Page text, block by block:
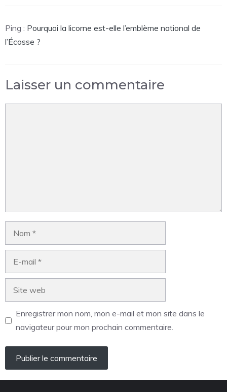
Ping : Pourquoi la licorne est-elle l’emblème national de
l’Écosse ?
Laisser un commentaire
Enregistrer mon nom, mon e-mail et mon site dans le
navigateur pour mon prochain commentaire.